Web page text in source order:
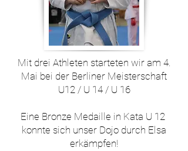
Mit drei Athleten starteten wir am 4.
Mai bei der Berliner Meisterschaft
U12 / U 14 / U 16
Eine Bronze Medaille in Kata U 12
konnte sich unser Dojo durch Elsa
erkämpfen!